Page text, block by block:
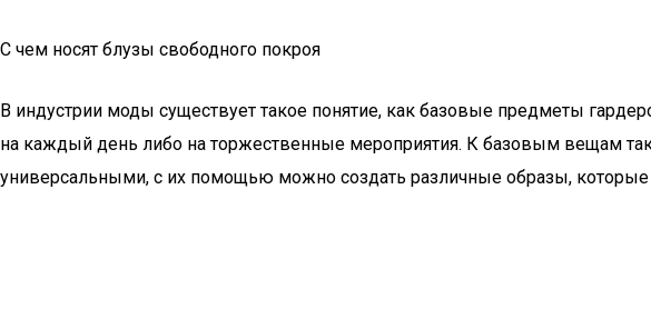
С чем носят блузы свободного покроя
​В индустрии моды существует такое понятие, как базовые предметы
на каждый день либо на торжественные мероприятия. К базовым вещам
универсальными, с их помощью можно создать различные образы,